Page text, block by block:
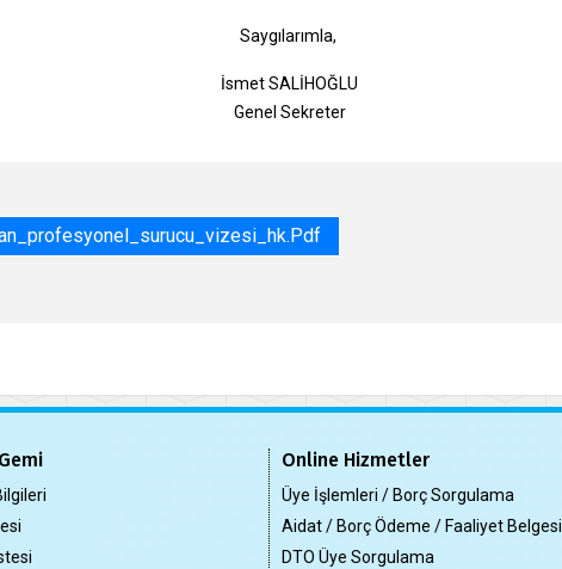
SALİHOĞLU
Sekreter
Online Hizmetler
Üye İşlemleri / Borç Sorgulama
Aidat / Borç Ödeme / Faaliyet Belgesi
DTO Üye Sorgulama